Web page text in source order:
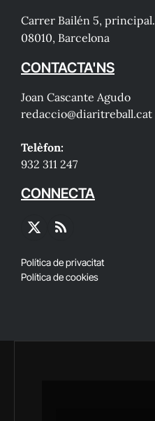
Carrer Bailén 5, principal.
08010, Barcelona
CONTACTA'NS
Joan Cascante Agudo
redaccio@diaritreball.cat
Telèfon:
932 311 247
CONNECTA
X
RSS
Política de privacitat
Política de cookies